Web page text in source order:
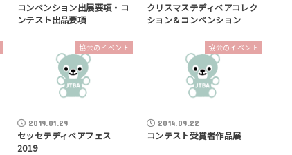
コンベンション出展要項・コ
ンテスト出品要項
クリスマステディベアコレク
ション＆コンベンション
協会のイベント
2019.01.29
セッセテディベアフェス
2019
協会のイベント
2014.09.22
コンテスト受賞者作品展